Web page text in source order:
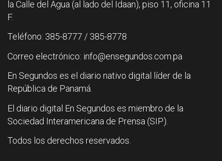
la Calle del Agua (al lado del Idaan), piso 11, oficina 11
F.
Teléfono: 385-8777 / 385-8778
Correo electrónico: info@ensegundos.com.pa
En Segundos es el diario nativo digital líder de la
República de Panamá.
El diario digital En Segundos es miembro de la
Sociedad Interamericana de Prensa (SIP).
Todos los derechos reservados.